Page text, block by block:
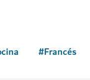
#Francés